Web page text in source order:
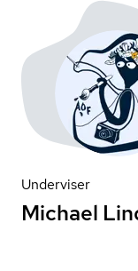
Underviser
Michael